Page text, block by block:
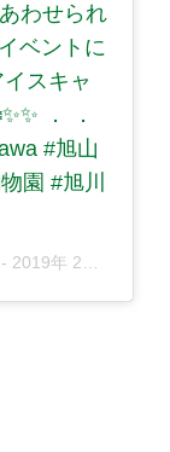
わせられ
ベントに
スキャ
． ．
#旭山
園 #旭川
2019年 2月月7日午前4時49分PST